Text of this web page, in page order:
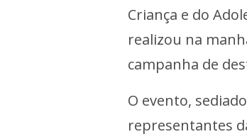
Criança e do
realizou na
campanha de
O evento,
representantes